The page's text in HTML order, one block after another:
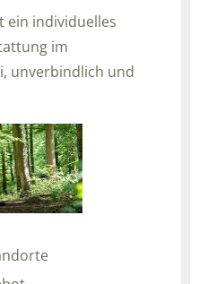
ein individuelles
im
unverbindlich und